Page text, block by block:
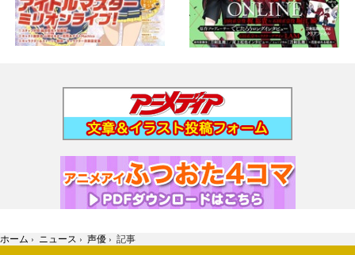
ホーム › ニュース › 声優 › 記事